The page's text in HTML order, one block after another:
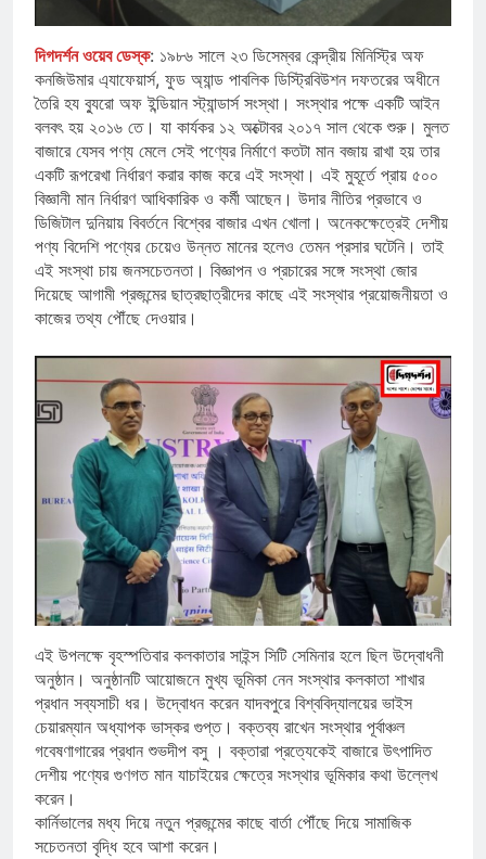
দিগদর্শন ওয়েব ডেস্ক: ১৯৮৬ সালে ২৩ ডিসেম্বর কেন্দ্রীয় মিনিস্ট্রি অফ
কনজিউমার এ্যাফেয়ার্স, ফুড অ্যান্ড পাবলিক ডিস্ট্রিবিউশন দফতরের অধীনে
তৈরি হয ব্যুরো অফ ইন্ডিয়ান স্ট্যান্ডার্স সংস্থা। সংস্থার পক্ষে একটি আইন
বলবৎ হয় ২০১৬ তে। যা কার্যকর ১২ অক্টোবর ২০১৭ সাল থেকে শুরু। মুলত
বাজারে যেসব পণ্য মেলে সেই পণ্যের নির্মাণে কতটা মান বজায় রাখা হয় তার
একটি রূপরেখা নির্ধারণ করার কাজ করে এই সংস্থা। এই মুহূর্তে প্রায় ৫০০
বিজ্ঞানী মান নির্ধারণ আধিকারিক ও কর্মী আছেন। উদার নীতির প্রভাবে ও
ডিজিটাল দুনিয়ায় বিবর্তনে বিশ্বের বাজার এখন খোলা। অনেকক্ষেত্রেই দেশীয়
পণ্য বিদেশি পণ্যের চেয়েও উন্নত মানের হলেও তেমন প্রসার ঘটেনি। তাই
এই সংস্থা চায় জনসচেতনতা। বিজ্ঞাপন ও প্রচারের সঙ্গে সংস্থা জোর
দিয়েছে আগামী প্রজন্মের ছাত্রছাত্রীদের কাছে এই সংস্থার প্রয়োজনীয়তা ও
কাজের তথ্য পৌঁছে দেওয়ার।
এই উপলক্ষে বৃহস্পতিবার কলকাতার সাইন্স সিটি সেমিনার হলে ছিল উদ্বোধনী
অনুষ্ঠান। অনুষ্ঠানটি আয়োজনে মুখ্য ভূমিকা নেন সংস্থার কলকাতা শাখার
প্রধান সব্যসাচী ধর। উদ্বোধন করেন যাদবপুরে বিশ্ববিদ্যালয়ের ভাইস
চেয়ারম্যান অধ্যাপক ভাস্কর গুপ্ত। বক্তব্য রাখেন সংস্থার পূর্বাঞ্চল
গবেষণাগারের প্রধান শুভদীপ বসু । বক্তারা প্রত্যেকেই বাজারে উৎপাদিত
দেশীয় পণ্যের গুণগত মান যাচাইয়ের ক্ষেত্রে সংস্থার ভূমিকার কথা উল্লেখ
করেন।
কার্নিভালের মধ্য দিয়ে নতুন প্রজন্মের কাছে বার্তা পৌঁছে দিয়ে সামাজিক
সচেতনতা বৃদ্ধি হবে আশা করেন।